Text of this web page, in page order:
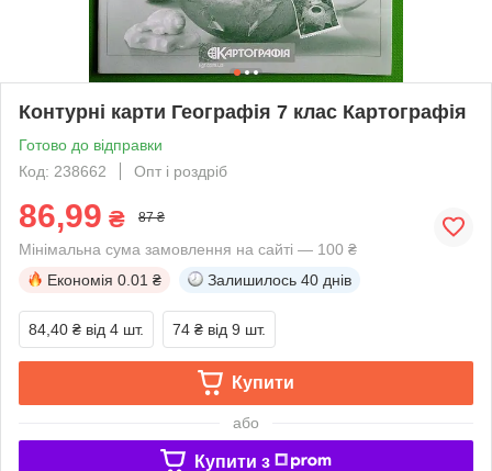
Контурні карти Географія 7 клас Картографія
Готово до відправки
Код: 238662
Опт і роздріб
86,99 ₴ 87 ₴
Мінімальна сума замовлення на сайті — 100 ₴
Економія 0.01 ₴ Залишилось 40 днів
84,40 ₴ від 4 шт. 74 ₴ від 9 шт.
Купити
або
Купити з